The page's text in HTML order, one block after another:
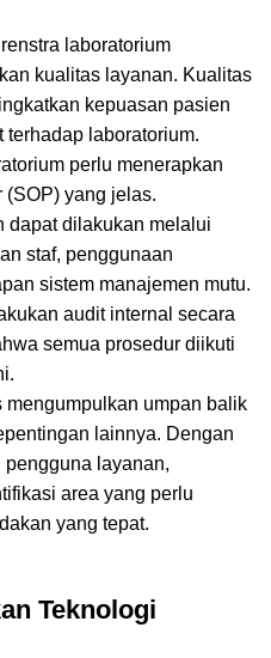
laboratorium
kualitas layanan. Kualitas
kepuasan pasien
terhadap laboratorium.
perlu menerapkan
yang jelas.
dapat dilakukan melalui
staf, penggunaan
sistem manajemen mutu.
audit internal secara
semua prosedur diikuti
umpan balik
lainnya. Dengan
layanan,
area yang perlu
yang tepat.
Teknologi